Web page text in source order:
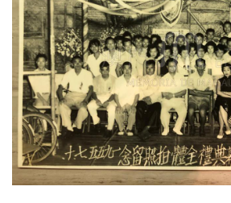
閣
廟
巴
士
教